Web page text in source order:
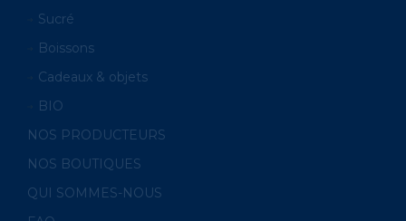
Sucré
Boissons
Cadeaux & objets
BIO
NOS PRODUCTEURS
NOS BOUTIQUES
QUI SOMMES-NOUS